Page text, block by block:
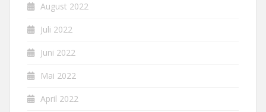
August 2022
Juli 2022
Juni 2022
Mai 2022
April 2022